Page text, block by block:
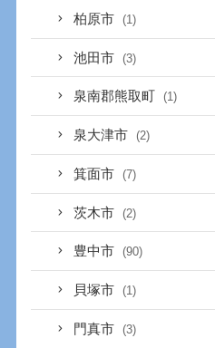
柏原市 (1)
池田市 (3)
泉南郡熊取町 (1)
泉大津市 (2)
箕面市 (7)
茨木市 (2)
豊中市 (90)
貝塚市 (1)
門真市 (3)